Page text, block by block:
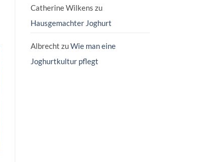
Catherine Wilkens zu
Hausgemachter Joghurt
Albrecht zuWie man eine
Joghurtkultur pflegt